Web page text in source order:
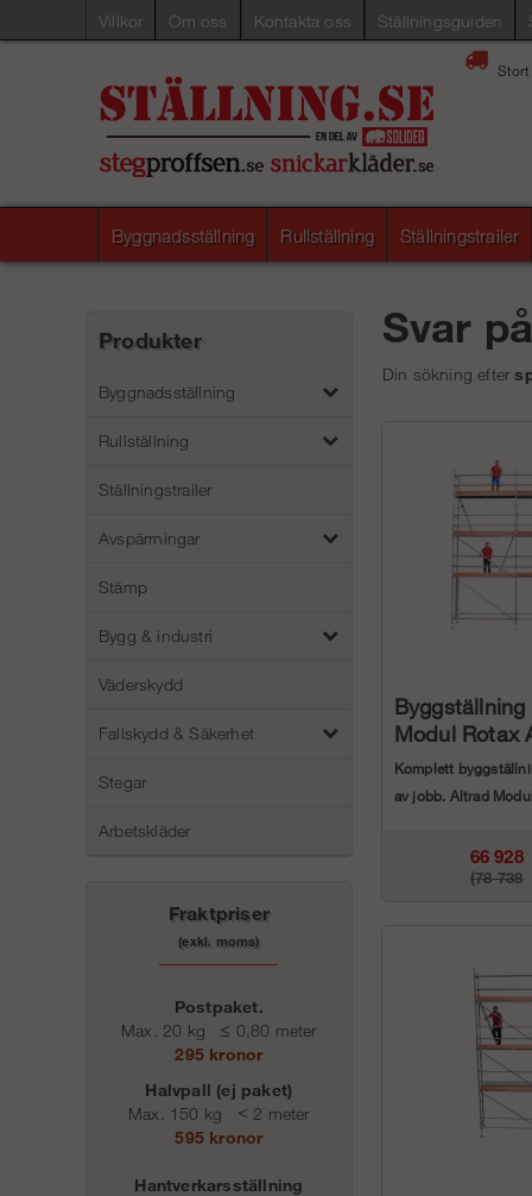
Villkor Om oss Kontakta oss Ställningsguiden
Stort
Byggnadsställning Rullställning Ställningstrailer
Produkter
Byggnadsställning
Rullställning
Ställningstrailer
Avspärrningar
Stämp
Bygg & industri
Väderskydd
Fallskydd & Säkerhet
Stegar
Arbetskläder
Fraktpriser
(exkl. moms)
Postpaket.
Max. 20 kg
≤ 0,80 meter
295 kronor
Halvpall (ej paket)
Max. 150 kg < 2 meter
595 kronor
Hantverkarsställning
Svar
Din sökning efter
Modul Rotax
Komplett
av jobb. Altrad
66 928
(78 738